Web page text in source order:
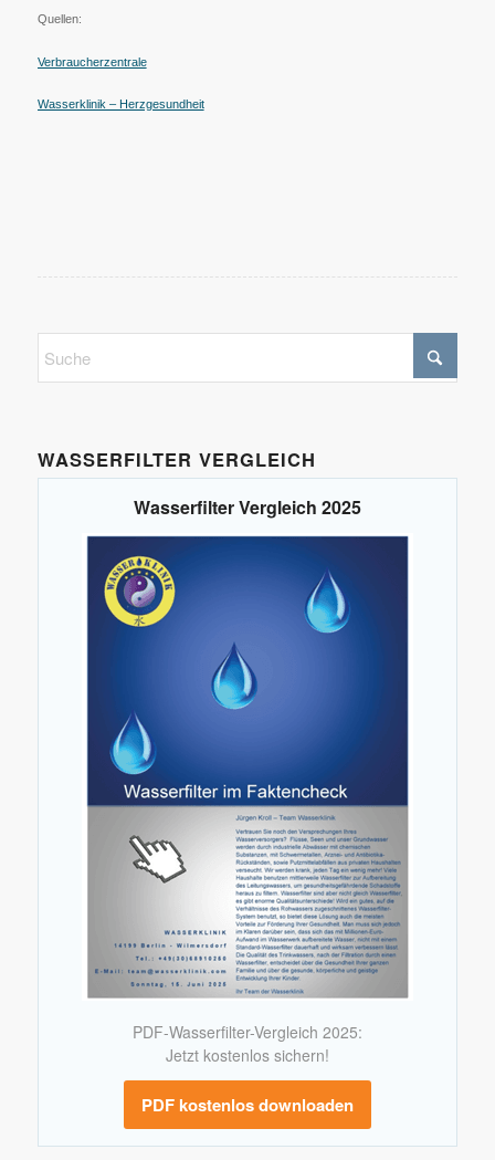
Quellen:
Verbraucherzentrale
Wasserklinik – Herzgesundheit
WASSERFILTER VERGLEICH
Wasserfilter Vergleich 2025
PDF-Wasserfilter-Vergleich 2025:
Jetzt kostenlos sichern!
PDF kostenlos downloaden